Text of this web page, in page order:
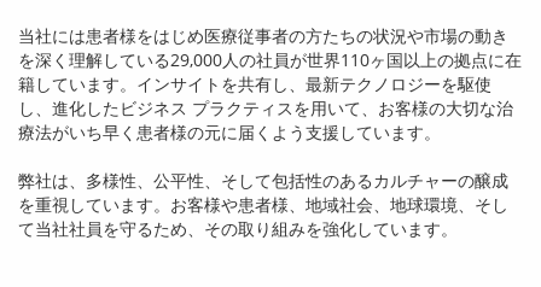
当社には患者様をはじめ医療従事者の方たちの状況や市場の動き
を深く理解している29,000人の社員が世界110ヶ国以上の拠点に在
籍しています。インサイトを共有し、最新テクノロジーを駆使
し、進化したビジネス プラクティスを用いて、お客様の大切な治
療法がいち早く患者様の元に届くよう支援しています。
弊社は、多様性、公平性、そして包括性のあるカルチャーの醸成
を重視しています。お客様や患者様、地域社会、地球環境、そし
て当社社員を守るため、その取り組みを強化しています。